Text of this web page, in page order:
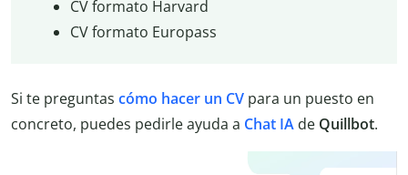
CV formato Harvard
CV formato Europass
Si te preguntas cómo hacer un CV para un puesto en
concreto, puedes pedirle ayuda a Chat IA de Quillbot.